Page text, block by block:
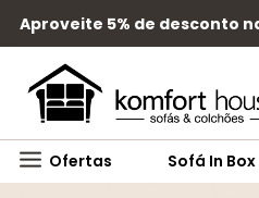
Aproveite 5% de desconto
Ofertas Sofá In Box